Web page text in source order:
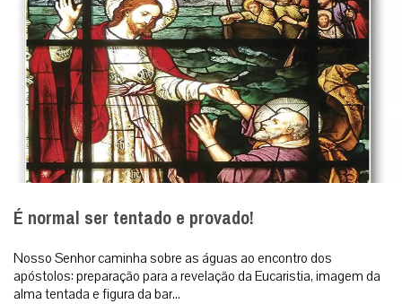
É normal ser tentado e provado!
Nosso Senhor caminha sobre as águas ao encontro dos
apóstolos: preparação para a revelação da Eucaristia, imagem da
alma tentada e figura da bar...